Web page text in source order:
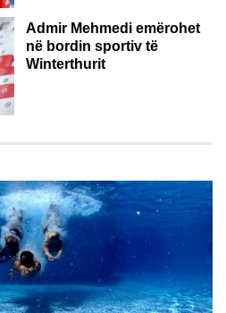
Admir Mehmedi emërohet
në bordin sportiv të
Winterthurit